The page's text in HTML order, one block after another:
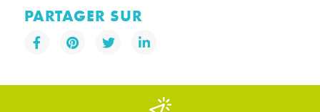
PARTAGER SUR